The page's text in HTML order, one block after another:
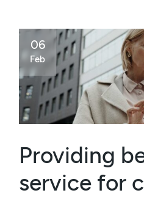
06
Feb
Providing
service for